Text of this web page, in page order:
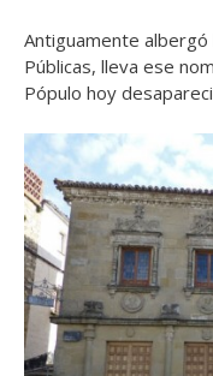
Antiguamente albergó
Públicas, lleva ese
Pópulo hoy